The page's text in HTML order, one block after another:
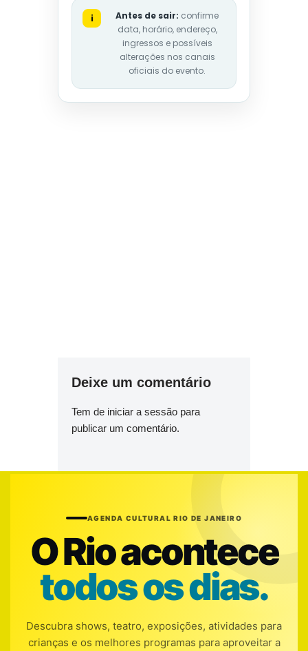
i Antes de sair: confirme
data, horário, endereço,
ingressos e possíveis
alterações nos canais
oficiais do evento.
Deixe um comentário
Tem de iniciar a sessão para
publicar um comentário.
AGENDA CULTURAL RIO DE JANEIRO
O Rio acontece
todos os dias.
Descubra shows, teatro, exposições, atividades para
crianças e os melhores programas para aproveitar a